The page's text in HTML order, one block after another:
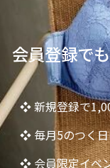
会員登録で
❖ 新規登録で
❖ 毎月5のつく日
❖ 会員限定イベ